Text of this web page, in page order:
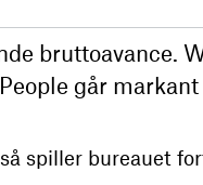
bruttoavance.
går
spiller bureauet